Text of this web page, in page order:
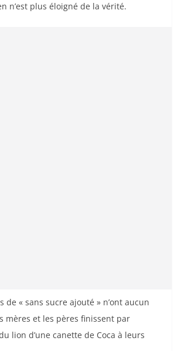
n’est plus éloigné de la vérité.
de « sans sucre ajouté » n’ont aucun
mères et les pères finissent par
lion d’une canette de Coca à leurs